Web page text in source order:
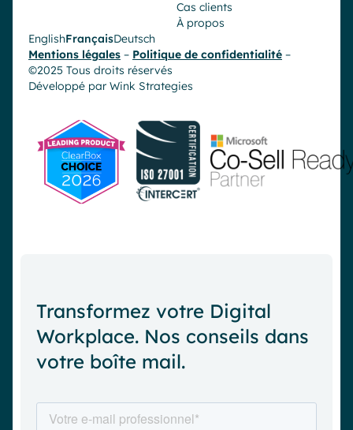
Cas clients
À propos
EnglishFrançaisDeutsch
Mentions légales – Politique de confidentialité –
©2025 Tous droits réservés
Développé par Wink Strategies
Transformez votre Digital
Workplace. Nos conseils dans
votre boîte mail.